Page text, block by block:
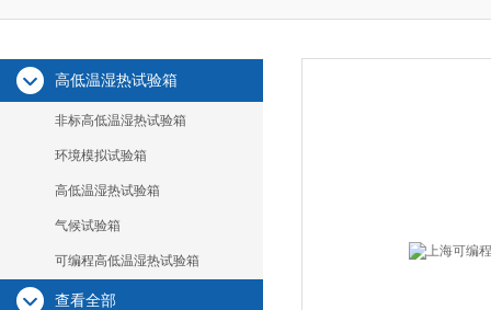
高低温湿热试验箱
非标高低温湿热试验箱
环境模拟试验箱
高低温湿热试验箱
气候试验箱
可编程高低温湿热试验箱
查看全部